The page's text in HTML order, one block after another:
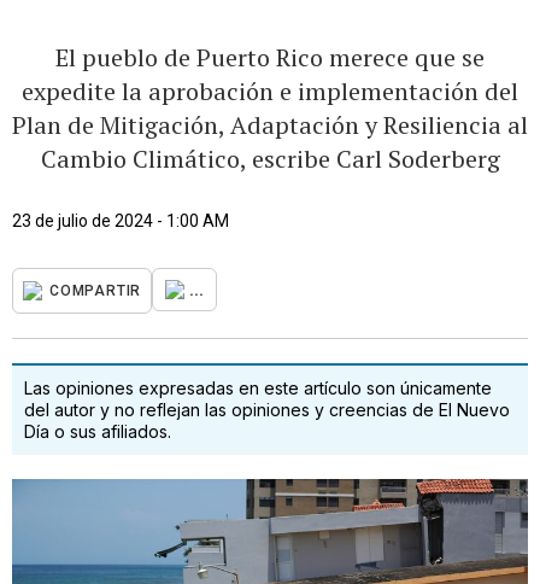
El pueblo de Puerto Rico merece que se
expedite la aprobación e implementación del
Plan de Mitigación, Adaptación y Resiliencia al
Cambio Climático, escribe Carl Soderberg
23 de julio de 2024 - 1:00 AM
COMPARTIR ...
Las opiniones expresadas en este artículo son únicamente
del autor y no reflejan las opiniones y creencias de El Nuevo
Día o sus afiliados.